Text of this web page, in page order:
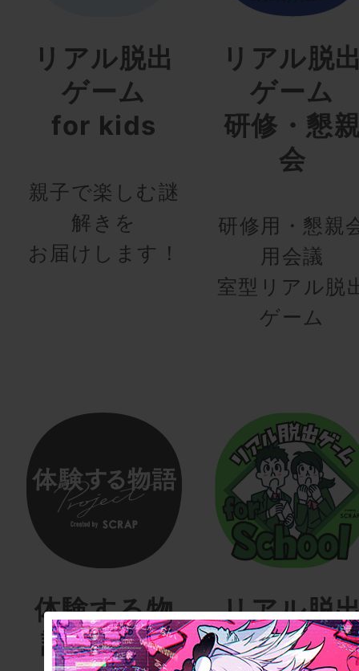
リアル脱出
ゲーム
for kids
親子で楽しむ謎
解きを
お届けします！
リアル脱
ゲーム
研修・懇
会
研修用・懇親
用会議
室型リアル脱
ゲーム
体験する物
語project
リアル脱
ゲーム